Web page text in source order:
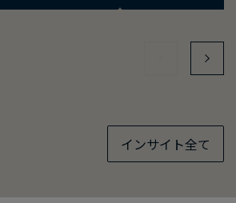
インサイト全て